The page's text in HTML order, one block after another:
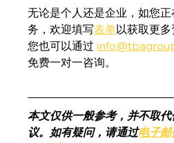
无论是个人还是企业，如您
务，欢迎填写表单以获取更多
您也可以通过
免费一对一咨询。
本文仅供一般参考，并不取
议。如有疑问，请通过电子邮